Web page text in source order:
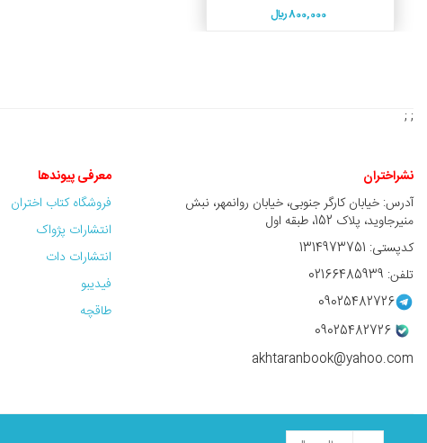
800,000 ريال
; ;
نشراختران
آدرس: خیابان کارگر جنوبی، خیابان روانمهر، نبش
منیرجاوید، پلاک 152، طبقه اول
کدپستی: 1314973751
تلفن: 02166485939
09025482726
09025482726
akhtaranbook@yahoo.com
معرفی پیوندها
فروشگاه کتاب اختران
انتشارات پژواک
انتشارات دات
فیدیبو
طاقچه